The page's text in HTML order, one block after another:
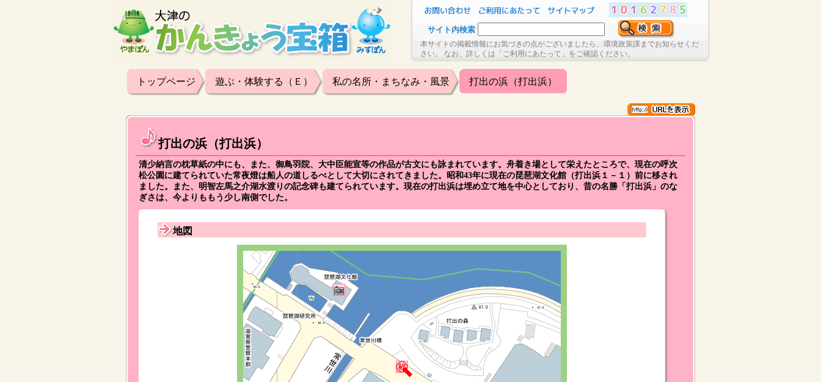
サイト内検索
本サイトの掲載情報にお気づきの点がございましたら、環境政策課までお知らせくだ
さい。 なお、詳しくは「ご利用にあたって」をご確認ください。
トップページ 遊ぶ・体験する（Ｅ） 私の名所・まちなみ・風景 打出の浜（打出浜）
打出の浜（打出浜）
清少納言の枕草紙の中にも、また、御鳥羽院、大中臣能宣等の作品が古文にも詠まれています。舟着き場として栄えたところで、現在の呼次
松公園に建てられていた常夜燈は船人の道しるべとして大切にされてきました。昭和43年に現在の琵琶湖文化館（打出浜１－１）前に移され
ました。また、明智左馬之介湖水渡りの記念碑も建てられています。現在の打出浜は埋め立て地を中心としており、昔の名勝「打出浜」のな
ぎさは、今よりももう少し南側でした。
地図